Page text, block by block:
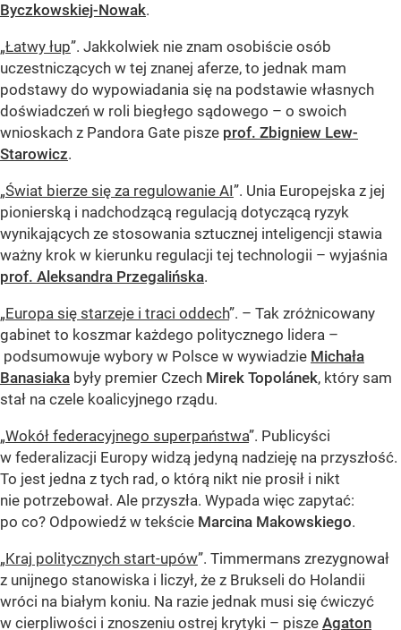
Byczkowskiej-Nowak.
„Łatwy łup”. Jakkolwiek nie znam osobiście osób
uczestniczących w tej znanej aferze, to jednak mam
podstawy do wypowiadania się na podstawie własnych
doświadczeń w roli biegłego sądowego – o swoich
wnioskach z Pandora Gate pisze prof. Zbigniew Lew-
Starowicz.
„Świat bierze się za regulowanie AI”. Unia Europejska z jej
pionierską i nadchodzącą regulacją dotyczącą ryzyk
wynikających ze stosowania sztucznej inteligencji stawia
ważny krok w kierunku regulacji tej technologii – wyjaśnia
prof. Aleksandra Przegalińska.
„Europa się starzeje i traci oddech”. – Tak zróżnicowany
gabinet to koszmar każdego politycznego lidera –
podsumowuje wybory w Polsce w wywiadzie Michała
Banasiaka były premier Czech Mirek Topolánek, który sam
stał na czele koalicyjnego rządu.
„Wokół federacyjnego superpaństwa”. Publicyści
w federalizacji Europy widzą jedyną nadzieję na przyszłość.
To jest jedna z tych rad, o którą nikt nie prosił i nikt
nie potrzebował. Ale przyszła. Wypada więc zapytać:
po co? Odpowiedź w tekście Marcina Makowskiego.
„Kraj politycznych start-upów”. Timmermans zrezygnował
z unijnego stanowiska i liczył, że z Brukseli do Holandii
wróci na białym koniu. Na razie jednak musi się ćwiczyć
w cierpliwości i znoszeniu ostrej krytyki – pisze Agaton